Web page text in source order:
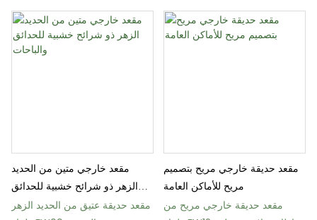
خشبي
الألومنيوم المصبوب
مقعد خارجي متين من الحديد
الزهر ذو شرائح خشبية للحدائق
والباحات
مقعد حديقة عتيق من الحديد الزهر
مقعد حديقة خارجي مريح بتصميم
مريح للأماكن العامة
مقعد حديقة خارجي مريح من